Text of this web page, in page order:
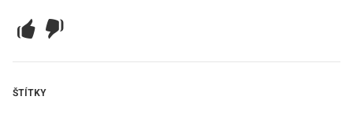
ŠTÍTKY